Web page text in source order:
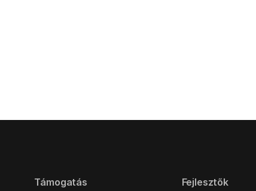
Támogatás
Fejlesztők